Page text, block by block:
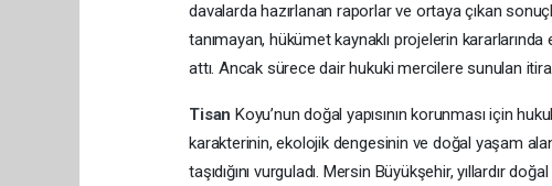
davalarda hazırlanan raporlar ve ortaya çıkan
tanımayan, hükümet kaynaklı projelerin
attı. Ancak sürece dair hukuki mercilere sunulan
Tisan Koyu’nun doğal yapısının korunması için
karakterinin, ekolojik dengesinin ve doğal yaşam
taşıdığını vurguladı. Mersin Büyükşehir, yıllardır